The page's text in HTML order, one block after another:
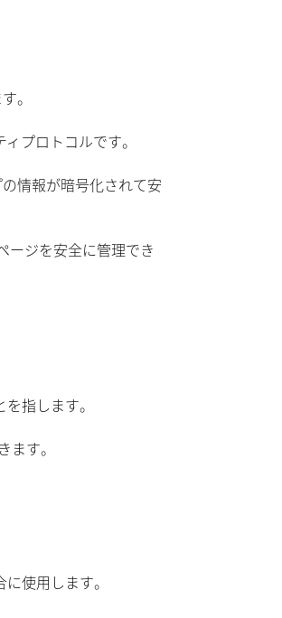
。
プロトコルです。
情報が暗号化されて安
ージを安全に管理でき
指します。
す。
使用します。